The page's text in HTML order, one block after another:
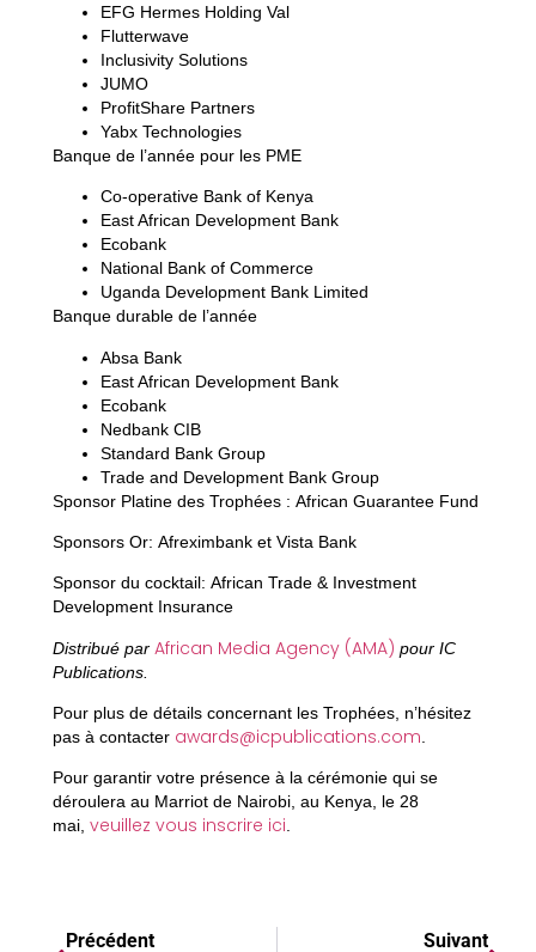
EFG Hermes Holding Val
Flutterwave
Inclusivity Solutions
JUMO
ProfitShare Partners
Yabx Technologies
Banque de l’année pour les PME
Co-operative Bank of Kenya
East African Development Bank
Ecobank
National Bank of Commerce
Uganda Development Bank Limited
Banque durable de l’année
Absa Bank
East African Development Bank
Ecobank
Nedbank CIB
Standard Bank Group
Trade and Development Bank Group
Sponsor Platine des Trophées : African Guarantee Fund
Sponsors Or: Afreximbank et Vista Bank
Sponsor du cocktail: African Trade & Investment
Development Insurance
Distribué par African Media Agency (AMA) pour IC
Publications.
Pour plus de détails concernant les Trophées, n’hésitez
pas à contacter awards@icpublications.com
Pour garantir votre présence à la cérémonie qui se
déroulera au Marriot de Nairobi, au Kenya, le 28
mai, veuillez vous inscrire ici.
Précédent Suivant